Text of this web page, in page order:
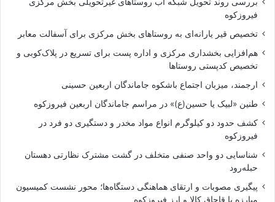
فیروزکوه
تخصیص قیر یارانه‌ای به روستاهای بخش مرکزی برای آسفالت معابر
هم‌افزایی بخشداری مرکزی و اداره پست برای تسریع در پلاک‌کوبی و
تخصیص کدپستی روستاها
ارجمند، میزبان اجتماع باشکوه جاماندگان اربعین حسینی
طنین «لبیک یا حسین(ع)» در مراسم جاماندگان اربعین فیروزکوه
کشف حدود دو کیلوگرم انواع مواد مخدر و دستگیری دو فرد در
فیروزکوه
شناسایی دو واحد صنفی متخلف در گشت مشترک نظارتی دهستان
حبله‌رود
پیگیری مصوبات و ارتقای هماهنگی دستگاه‌ها؛ محور نشست کمیسیون
مبارزه با قاچاق کالا و ارز فیروزکوه